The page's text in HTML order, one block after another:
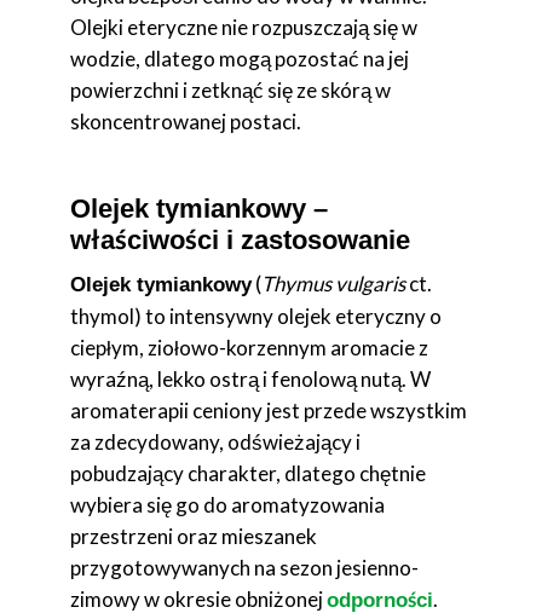
Olejki eteryczne nie rozpuszczają się w
wodzie, dlatego mogą pozostać na jej
powierzchni i zetknąć się ze skórą w
skoncentrowanej postaci.
Olejek tymiankowy –
właściwości i zastosowanie
Olejek tymiankowy(Thymus vulgarisct.
thymol) to intensywny olejek eteryczny o
ciepłym, ziołowo-korzennym aromacie z
wyraźną, lekko ostrą i fenolową nutą. W
aromaterapii ceniony jest przede wszystkim
za zdecydowany, odświeżający i
pobudzający charakter, dlatego chętnie
wybiera się go do aromatyzowania
przestrzeni oraz mieszanek
przygotowywanych na sezon jesienno-
zimowy w okresie obniżonejodporności.